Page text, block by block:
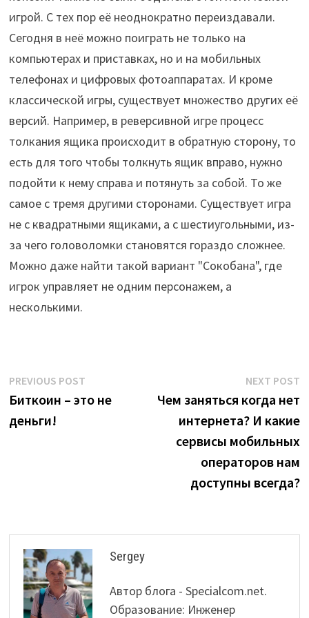
игрой. С тех пор её неоднократно переиздавали.
Сегодня в неё можно поиграть не только на
компьютерах и приставках, но и на мобильных
телефонах и цифровых фотоаппаратах. И кроме
классической игры, существует множество других её
версий. Например, в реверсивной игре процесс
толкания ящика происходит в обратную сторону, то
есть для того чтобы толкнуть ящик вправо, нужно
подойти к нему справа и потянуть за собой. То же
самое с тремя другими сторонами. Существует игра
не с квадратными ящиками, а с шестиугольными, из-
за чего головоломки становятся гораздо сложнее.
Можно даже найти такой вариант "Сокобана", где
игрок управляет не одним персонажем, а
несколькими.
Post
navigation
PREVIOUS POSTPrevious
post:
Биткоин – это не
деньги!
NEXT POST
Чем заняться когда нет
интернета? И какие
сервисы мобильных
операторов нам
доступны всегда?
Sergey
Автор блога - Specialcom.net.
Образование: Инженер